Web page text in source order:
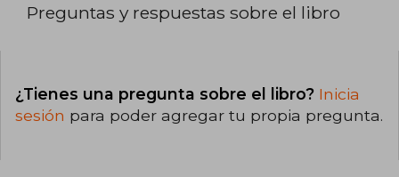
Preguntas y respuestas sobre el libro
¿Tienes una pregunta sobre el libro? Inicia
sesión para poder agregar tu propia pregunta.